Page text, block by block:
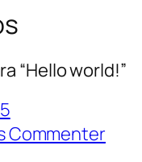
“Hello world!”
Commenter